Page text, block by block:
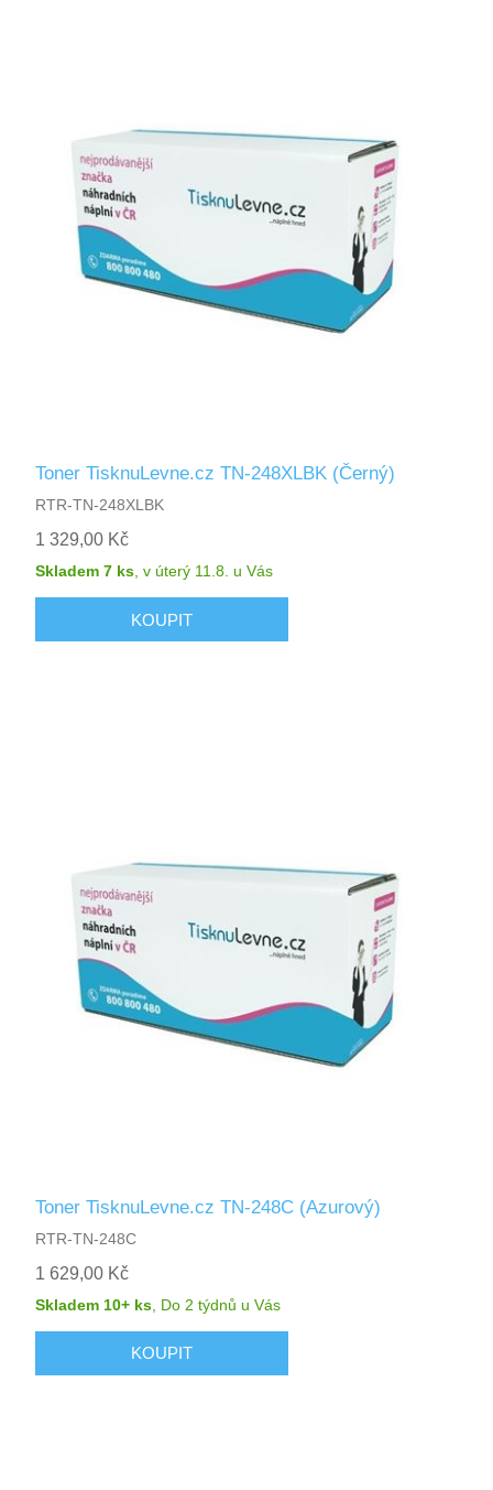
Toner TisknuLevne.cz TN-248XLBK (Černý)
RTR-TN-248XLBK
1 329,00 Kč
Skladem 7 ks,v úterý 11.8. u Vás
Toner TisknuLevne.cz TN-248C (Azurový)
RTR-TN-248C
1 629,00 Kč
Skladem 10+ ks Do 2 týdnů u Vás